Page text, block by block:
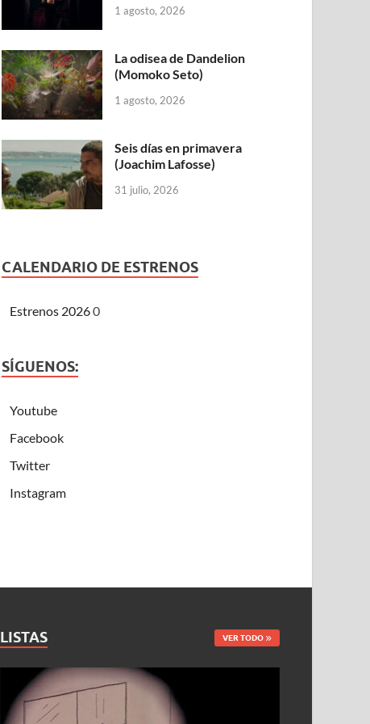
1 agosto, 2026
La odisea de Dandelion
(Momoko Seto)
1 agosto, 2026
Seis días en primavera
(Joachim Lafosse)
31 julio, 2026
CALENDARIO DE ESTRENOS
Estrenos 20260
SÍGUENOS:
Youtube
Facebook
Twitter
Instagram
LISTAS VER TODO